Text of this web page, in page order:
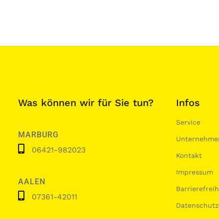
Was können wir für Sie tun?
MARBURG
06421-982023
AALEN
07361-42011
Infos
Service
Kontakt
Impressum